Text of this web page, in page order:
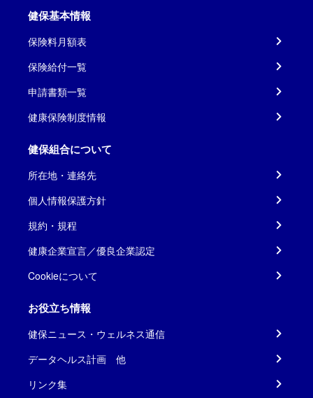
健保基本情報
保険料月額表
保険給付一覧
申請書類一覧
健康保険制度情報
健保組合について
所在地・連絡先
個人情報保護方針
規約・規程
健康企業宣言／優良企業認定
Cookieについて
お役立ち情報
健保ニュース・ウェルネス通信
データヘルス計画 他
リンク集